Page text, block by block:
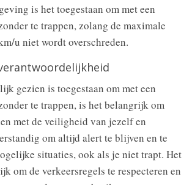
is het toegestaan om met een
te trappen, zolang de maximale
u niet wordt overschreden.
gezien is toegestaan om met een
te trappen, is het belangrijk om
met de veiligheid van jezelf en
om altijd alert te blijven en te
situaties, ook als je niet trapt. Het
om de verkeersregels te respecteren en